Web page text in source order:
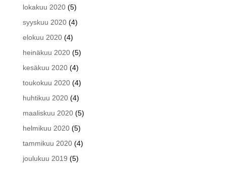
lokakuu 2020(5)
syyskuu 2020(4)
elokuu 2020(4)
heinäkuu 2020(5)
kesäkuu 2020(4)
toukokuu 2020(4)
huhtikuu 2020(4)
maaliskuu 2020(5)
helmikuu 2020(5)
tammikuu 2020(4)
joulukuu 2019 (5)